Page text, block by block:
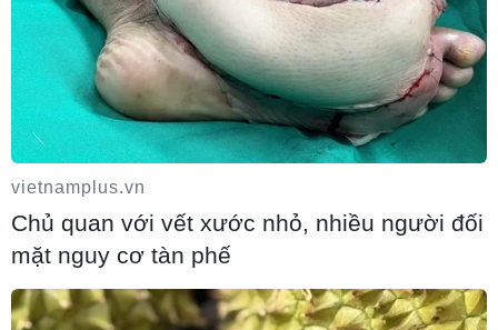
EU triển khai mạng vệ tinh riêng, củng cố
chủ quyền số
08/08/2026 04:15
vietnamplus.vn
Chủ quan với vết xước nhỏ, nhiều người đối
mặt nguy cơ tàn phế